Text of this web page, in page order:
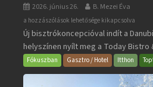
2026. június 26. B. Mezei Éva
Today
Bistro
&
Bar
bejegyzéshez
a hozzászólások lehetősége kikapcsolva
Új bisztrókoncepcióval indít a
helyszínen nyílt meg a Today Bistro
Fókuszban Gasztro / Hotel Itthon